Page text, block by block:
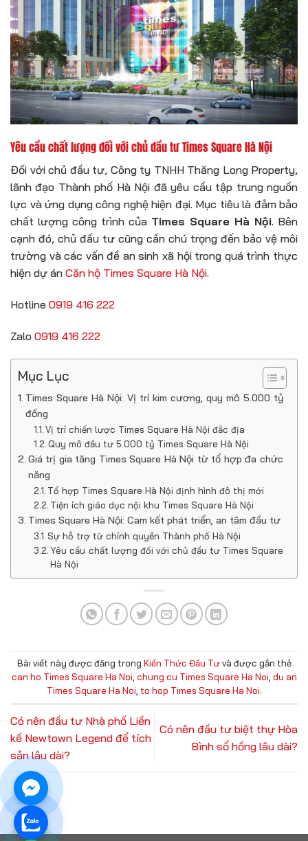
Yêu cầu chất lượng đối với chủ đầu tư Times Square Hà Nội
Đối với chủ đầu tư, Công ty TNHH Thăng Long Property,
lãnh đạo Thành phố Hà Nội đã yêu cầu tập trung nguồn
lực và ứng dụng công nghệ hiện đại. Mục tiêu là đảm bảo
chất lượng công trình của Times Square Hà Nội. Bên
cạnh đó, chủ đầu tư cũng cần chú trọng đến bảo vệ môi
trường và các vấn đề an sinh xã hội trong quá trình thực
hiện dự án Căn hộ Times Square Hà Nội.
Hotline 0919 416 222
Zalo 0919 416 222
Mục Lục
Times Square Hà Nội: Vị trí kim cương, quy mô 5.000 tỷ
đồng
Vị trí chiến lược Times Square Hà Nội đắc địa
Quy mô đầu tư 5.000 tỷ Times Square Hà Nội
Giá trị gia tăng Times Square Hà Nội từ tổ hợp đa chức
năng
Tổ hợp Times Square Hà Nội định hình đô thị mới
Tiện ích giáo dục nội khu Times Square Hà Nội
Times Square Hà Nội: Cam kết phát triển, an tâm đầu tư
Sự hỗ trợ từ chính quyền Thành phố Hà Nội
Yêu cầu chất lượng đối với chủ đầu tư Times Square
Hà Nội
Bài viết này được đăng trong Kiến Thức Đầu Tưvà được gắn thẻ
can ho Times Square Ha Noi chung cu Times Square Ha Noi du an
Times Square Ha Noi to hop Times Square Ha Noi.
Có nên đầu tư Nhà phố Liền
kề Newtown Legend để tích
sản lâu dài?
Có nên đầu tư biệt thự Hòa
Bình sổ hồng lâu dài?